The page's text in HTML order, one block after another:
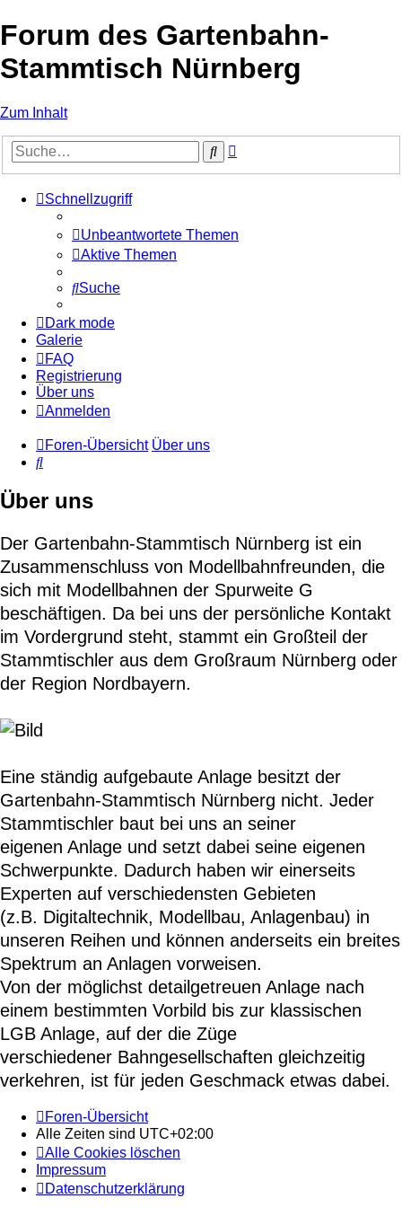
Forum des Gartenbahn-
Stammtisch Nürnberg
Zum Inhalt
Suche
Schnellzugriff
Unbeantwortete Themen
Aktive Themen
Suche
Dark mode
Galerie
FAQ
Registrierung
Über uns
Anmelden
Foren-Übersicht Über uns
Suche
Über uns
Der Gartenbahn-Stammtisch Nürnberg ist ein
Zusammenschluss von Modellbahnfreunden, die
sich mit Modellbahnen der Spurweite G
beschäftigen. Da bei uns der persönliche Kontakt
im Vordergrund steht, stammt ein Großteil der
Stammtischler aus dem Großraum Nürnberg oder
der Region Nordbayern.
Eine ständig aufgebaute Anlage besitzt der
Gartenbahn-Stammtisch Nürnberg nicht. Jeder
Stammtischler baut bei uns an seiner
eigenen Anlage und setzt dabei seine eigenen
Schwerpunkte. Dadurch haben wir einerseits
Experten auf verschiedensten Gebieten
(z.B. Digitaltechnik, Modellbau, Anlagenbau) in
unseren Reihen und können anderseits ein breites
Spektrum an Anlagen vorweisen.
Von der möglichst detailgetreuen Anlage nach
einem bestimmten Vorbild bis zur klassischen
LGB Anlage, auf der die Züge
verschiedener Bahngesellschaften gleichzeitig
verkehren, ist für jeden Geschmack etwas dabei.
Foren-Übersicht
Alle Zeiten sind UTC+02:00
Alle Cookies löschen
Impressum
Datenschutzerklärung